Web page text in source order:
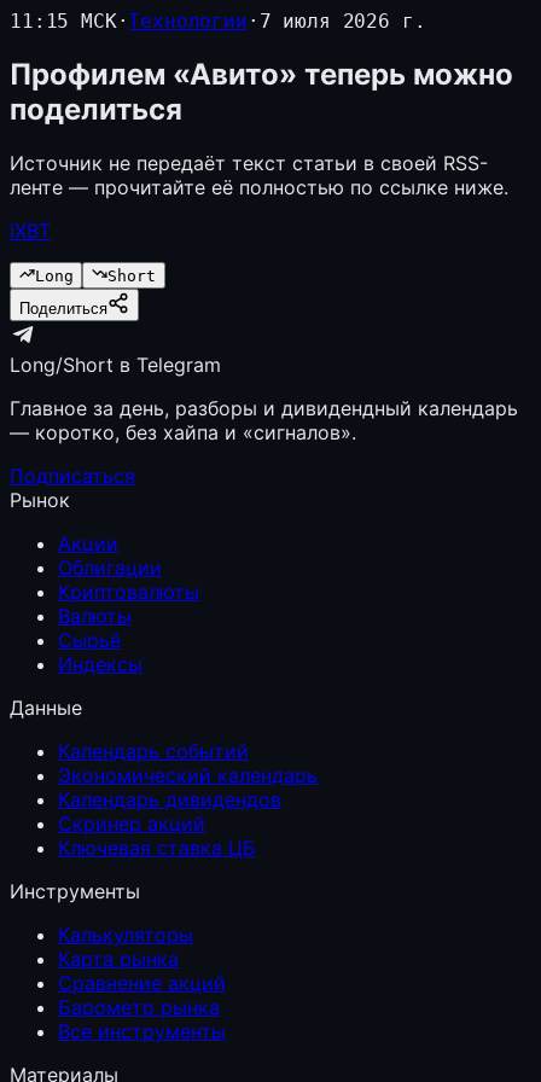
11:15 МСК·Технологии · 7 июля 2026 г.
Профилем «Авито» теперь можно
поделиться
Источник не передаёт текст статьи в своей RSS-
ленте — прочитайте её полностью по ссылке ниже.
iXBT
Long
Short
Поделиться
Long/Short в Telegram
Главное за день, разборы и дивидендный календарь
— коротко, без хайпа и «сигналов».
Подписаться
Рынок
Акции
Облигации
Криптовалюты
Валюты
Сырьё
Индексы
Данные
Календарь событий
Экономический календарь
Календарь дивидендов
Скринер акций
Ключевая ставка ЦБ
Инструменты
Калькуляторы
Карта рынка
Сравнение акций
Барометр рынка
Все инструменты
Материалы